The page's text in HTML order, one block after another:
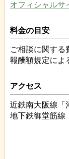
オフィシャルサ
料金の目安
ご相談に関する
報酬額規定によ
アクセス
近鉄南大阪線「
地下鉄御堂筋線